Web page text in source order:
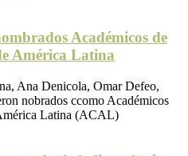
Académicos de
América Latina
Ana Denicola, Omar Defeo,
nobrados ccomo Académicos
Latina (ACAL)